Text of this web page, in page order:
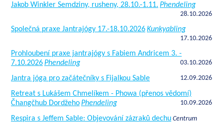
Jakob Winkler Semdziny, rusheny, 28.10.-1.11. Phendeling
28.10.2026
Společná praxe Jantrajógy 17.-18.10.2026Kunkyabling
17.10.2026
Prohloubení praxe jantrajógy s Fabiem Andricem 3. -
7.10.2026Phendeling 03.10.2026
Jantra jóga pro začátečníky s Fijalkou Sable 12.09.2026
Retreat s Lukášem Chmelíkem - Phowa (přenos vědomí)
Čhangčhub DordžehoPhendeling 10.09.2026
Respira s Jeffem Sable: Objevování zázraků dechu Centrum